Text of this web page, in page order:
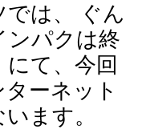
は、 ぐん
ンパクは終
て、今回
ーネット
ます。